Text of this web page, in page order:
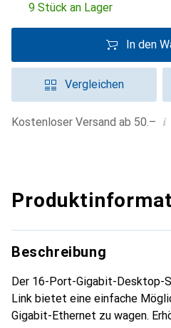
9 Stück an Lager
In den
Vergleichen
Kostenloser Versand ab 50.– i
Beschreibung
Der 16-Port-Gigabit-Desktop-
Link bietet eine einfache
Gigabit-Ethernet zu wagen.